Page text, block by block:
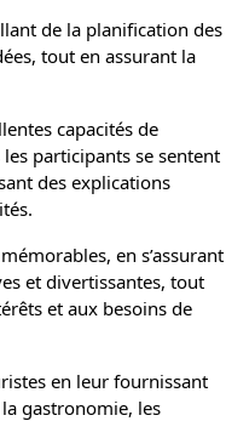
de la planification des
tout en assurant la
capacités de
participants se sentent
des explications
en s’assurant
et divertissantes, tout
et aux besoins de
en leur fournissant
gastronomie, les